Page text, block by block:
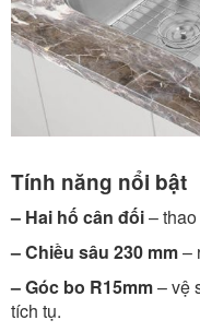
Tính năng nổi bật
– Hai hố cân đối–
– Chiều sâu 230 mm–
– Góc bo R15mm– vệ
tích tụ.